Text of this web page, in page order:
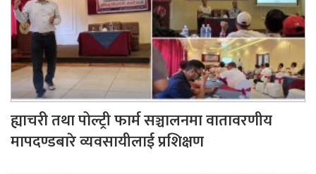
ह्याचरी तथा पोल्ट्री फार्म सञ्चालनमा वातावरणीय
मापदण्डबारे व्यवसायीलाई प्रशिक्षण